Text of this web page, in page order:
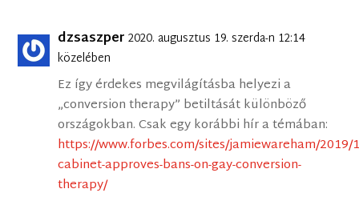
dzsaszper 2020. augusztus 19. szerda-n 12:14
közelében
Ez így érdekes megvilágításba helyezi a
„conversion therapy” betiltását különböző
országokban. Csak egy korábbi hír a témában:
https://www.forbes.com/sites/jamiewareham/2019/
cabinet-approves-bans-on-gay-conversion-
therapy/